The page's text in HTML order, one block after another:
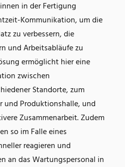
in der Fertigung
Kommunikation, um die
zu verbessern, die
und Arbeitsabläufe zu
ermöglicht hier eine
zwischen
Standorte, zum
und Produktionshalle, und
Zusammenarbeit. Zudem
so im Falle eines
reagieren und
an das Wartungspersonal in